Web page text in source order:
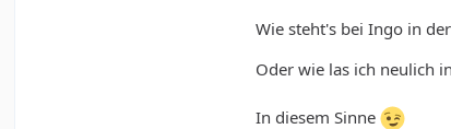
Wie steht's bei Ingo in
Oder wie las ich neulich
In diesem Sinne